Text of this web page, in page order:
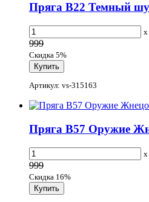
Пряга B22 Темный
x
999
Скидка 5%
Артикул: vs-315163
Пряга B57 Оружие
x
999
Скидка 16%